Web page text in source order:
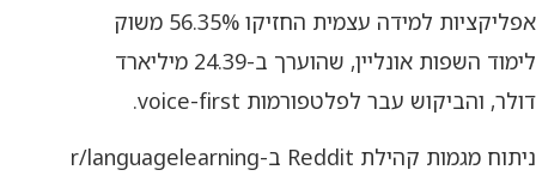
אפליקציות למידה עצמית החזיקו 56.35% משוק
לימוד השפות אונליין, שהוערך ב-24.39 מיליארד
דולר, והביקוש עבר לפלטפורמות voice-first.
ניתוח מגמות קהילת Reddit ב-r/languagelearning